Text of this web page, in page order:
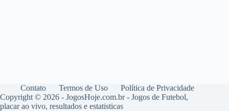
Contato Termos de Uso
Política de Privacidade
Copyright © 2026 - JogosHoje.com.br - Jogos de Futebol,
placar ao vivo, resultados e estatisticas